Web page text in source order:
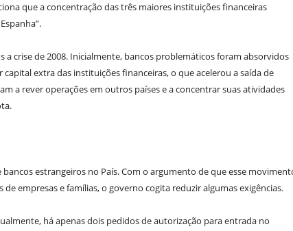
que a concentração das três maiores instituições financeiras
crise de 2008. Inicialmente, bancos problemáticos foram absorvidos
extra das instituições financeiras, o que acelerou a saída de
a rever operações em outros países e a concentrar suas atividades
estrangeiros no País. Com o argumento de que esse
empresas e famílias, o governo cogita reduzir algumas exigências.
há apenas dois pedidos de autorização para entrada no